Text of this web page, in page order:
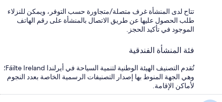
تتاح لدى المنشأة غرف متصلة/متجاورة حسب التوفر، ويمكن للنزلاء
طلب الحصول عليها عن طريق الاتصال بالمنشأة على رقم الهاتف
الموجود في تأكيد الحجز.
فئة المنشأة الفندقية
تُقدم التصنيف الهيئة الوطنية لتنمية السياحة في أيرلندا Fáilte Ireland؛
وهي الجهة المنوط بها إصدار التصنيفات الرسمية الخاصة بعدد النجوم
لأماكن الإقامة.